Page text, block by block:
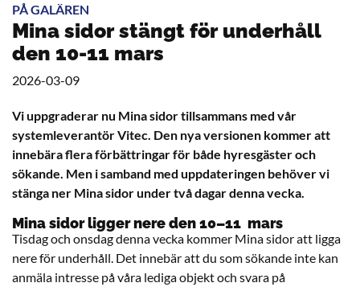
PÅ GALÄREN
Mina sidor stängt för underhåll
den 10-11 mars
2026-03-09
Vi uppgraderar nu Mina sidor tillsammans med vår
systemleverantör Vitec. Den nya versionen kommer att
innebära flera förbättringar för både hyresgäster och
sökande. Men i samband med uppdateringen behöver vi
stänga ner Mina sidor under två dagar denna vecka.
Mina sidor ligger nere den 10–11 mars
Tisdag och onsdag denna vecka kommer Mina sidor att ligga
nere för underhåll. Det innebär att du som sökande inte kan
anmäla intresse på våra lediga objekt och svara på